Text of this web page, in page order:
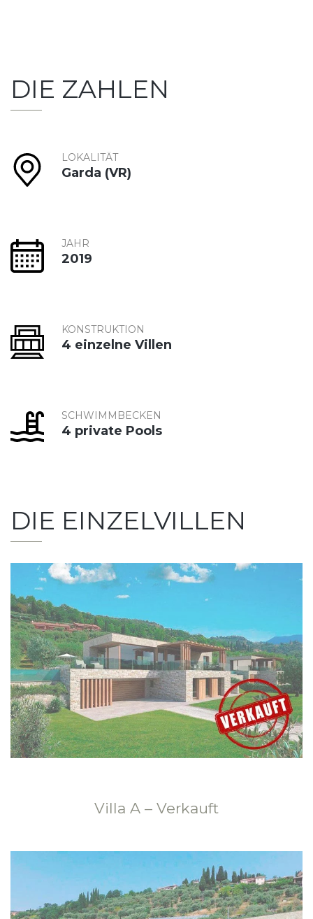
DIE ZAHLEN
LOKALITÄT
Garda (VR)
JAHR
2019
KONSTRUKTION
4 einzelne Villen
SCHWIMMBECKEN
4 private Pools
DIE EINZELVILLEN
Villa A – Verkauft